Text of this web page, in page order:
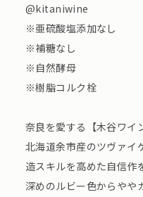
@kitaniwine
※亜硫酸塩添加なし
※補糖なし
※自然酵母
※樹脂コルク栓
奈良を愛する【木谷ワイ
北海道余市産のツヴァイ
造スキルを高めた自信作
深めのルビー色からやや